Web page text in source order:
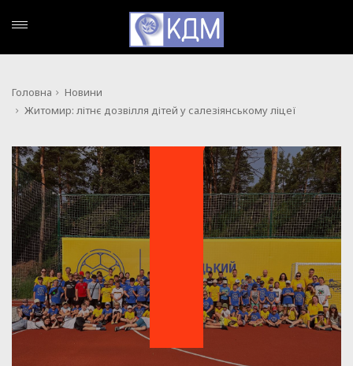
Головна
Новини
Житомир: літнє дозвілля дітей у салезіянському ліцеї